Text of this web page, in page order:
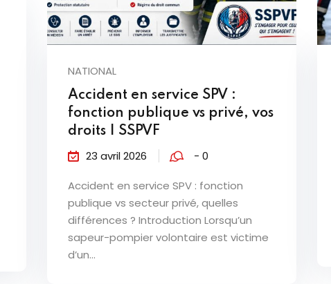
NATIONAL
Accident en service SPV :
fonction publique vs privé, vos
droits | SSPVF
23 avril 2026 - 0
Accident en service SPV : fonction
publique vs secteur privé, quelles
différences ? Introduction Lorsqu’un
sapeur-pompier volontaire est victime
d’un...